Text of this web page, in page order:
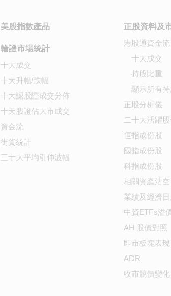
美股指數產品
輪證市場統計
十大成交
十大升幅/跌幅
十大認股證成交分佈
十天股證佔大市成交
資金流
街貨統計
三十大平均引伸波幅
正股資料及
港股通資金流
十大成交
持股比重
顯示所有
正股分析儀
二十大活躍
恒指成份股
國指成份股
科指成份股
相關資產沽空
業績及經濟
中資ETFs溢
AH 股價對照
即市板塊表現
ADR
收市競價變化